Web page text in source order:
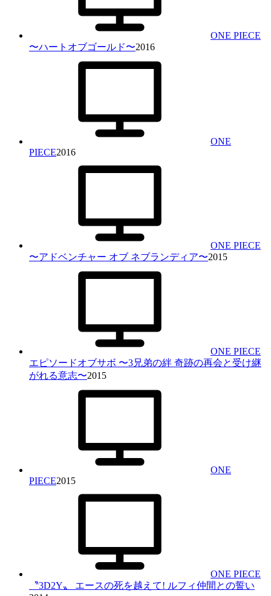
ONE PIECE
〜ハートオブゴールド〜2016
ONE
PIECE2016
ONE PIECE
〜アドベンチャー オブ ネブランディア〜2015
ONE PIECE
エピソードオブサボ 〜3兄弟の絆 奇跡の再会と受け継
がれる意志〜2015
ONE
PIECE2015
ONE PIECE
〝3D2Y〟 エースの死を越えて! ルフィ仲間との誓い